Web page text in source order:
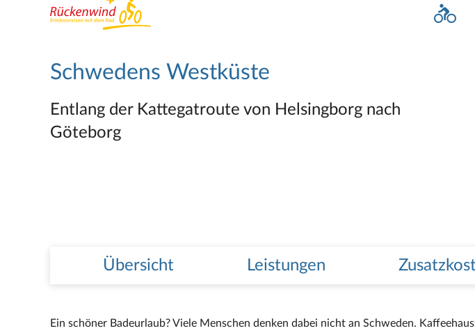
Schwedens Westküste
Entlang der Kattegatroute von Helsingborg nach
Göteborg
Übersicht Leistungen
Ein schöner Badeurlaub? Viele Menschen denken dabei nicht an Schweden.